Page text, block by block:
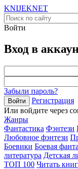
KNIJEKNET
Войти
Вход в
Забыли пароль?
Войти
Регистрация
Или войдите через
Жанры
Фантастика Фэнтези
Любовное фэнтези
Боевики Боевая
литература Детская
ТОП 100 Читать